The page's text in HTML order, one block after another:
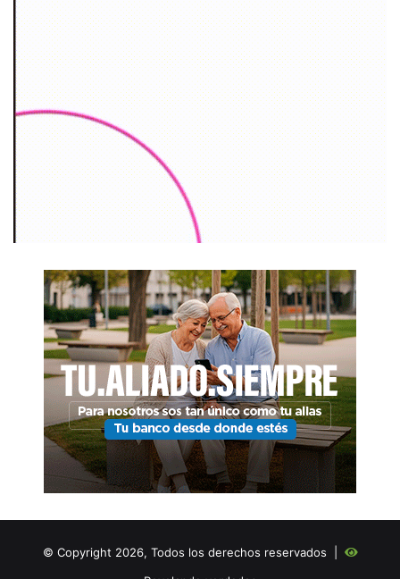
© Copyright 2026, Todos los derechos reservados |